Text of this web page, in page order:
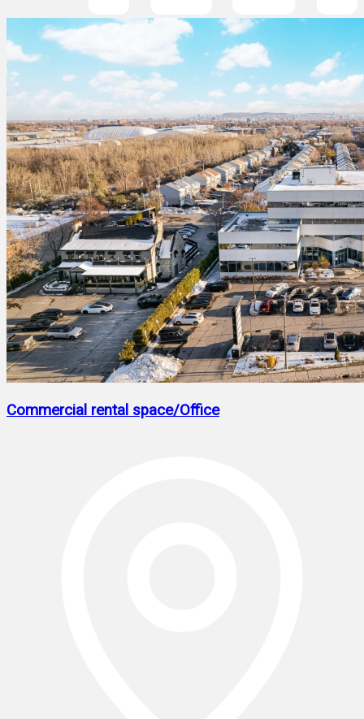
Commercial rental space/Office